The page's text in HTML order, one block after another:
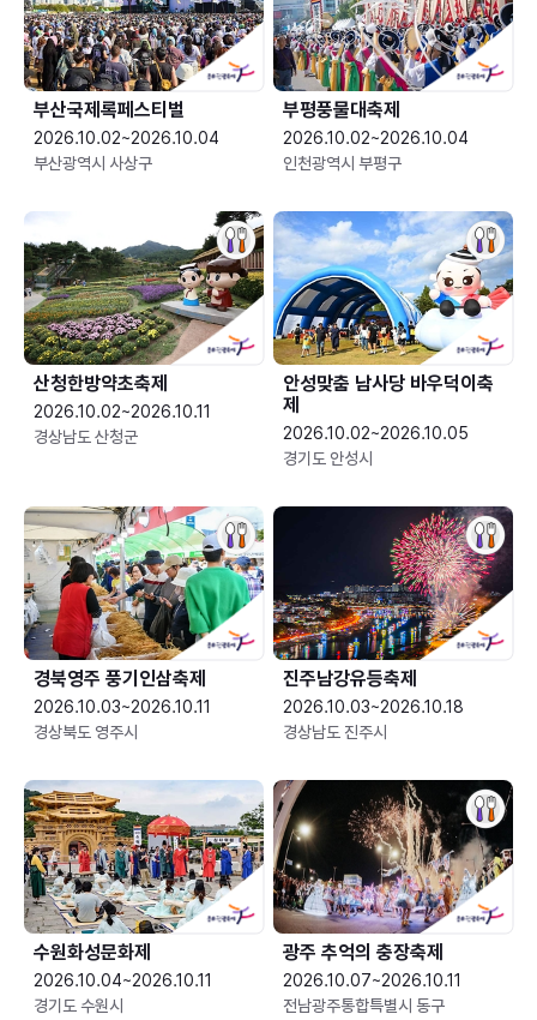
부산국제록페스티벌
2026.10.02~2026.10.04
부산광역시 사상구
부평풍물대축제
2026.10.02~2026.10.04
인천광역시 부평구
산청한방약초축제
2026.10.02~2026.10.11
경상남도 산청군
안성맞춤 남사당 바우덕이축
제
2026.10.02~2026.10.05
경기도 안성시
경북영주 풍기인삼축제
2026.10.03~2026.10.11
경상북도 영주시
진주남강유등축제
2026.10.03~2026.10.18
경상남도 진주시
수원화성문화제
2026.10.04~2026.10.11
경기도 수원시
광주 추억의 충장축제
2026.10.07~2026.10.11
전남광주통합특별시 동구